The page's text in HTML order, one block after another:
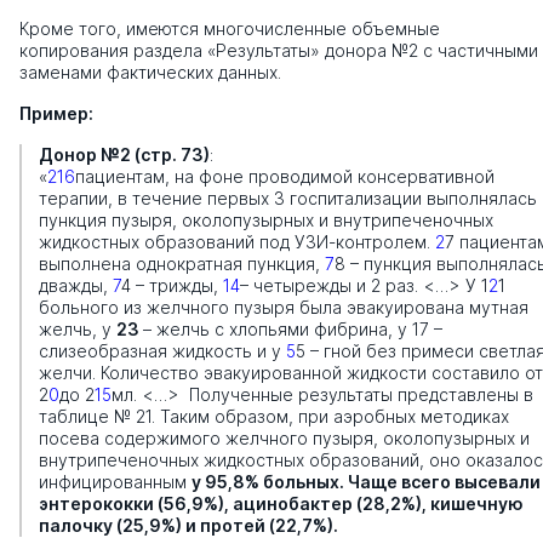
Кроме того, имеются многочисленные объемные
копирования раздела «Результаты» донора №2 с частичными
заменами фактических данных.
Пример:
Донор №2 (стр. 73):
«216пациентам, на фоне проводимой консервативной
терапии, в течение первых 3 госпитализации выполнялась
пункция пузыря, околопузырных и внутрипеченочных
жидкостных образований под УЗИ-контролем. 27
выполнена однократная пункция, 78 – пункция
дважды, 74 – трижды, 14– четырежды и 2 раз. <…> У 121
больного из желчного пузыря была эвакуирована мутная
желчь, у 23 – желчь с хлопьями фибрина, у 17 –
слизеобразная жидкость и у 55 – гной без примеси
желчи. Количество эвакуированной жидкости составило от
20до 215мл. <…> Полученные результаты представлены в
таблице № 21. Таким образом, при аэробных методиках
посева содержимого желчного пузыря, околопузырных и
внутрипеченочных жидкостных образований, оно
инфицированным у 95,8% больных. Чаще всего высевали
энтерококки (56,9%), ацинобактер (28,2%), кишечную
палочку (25,9%) и протей (22,7%).